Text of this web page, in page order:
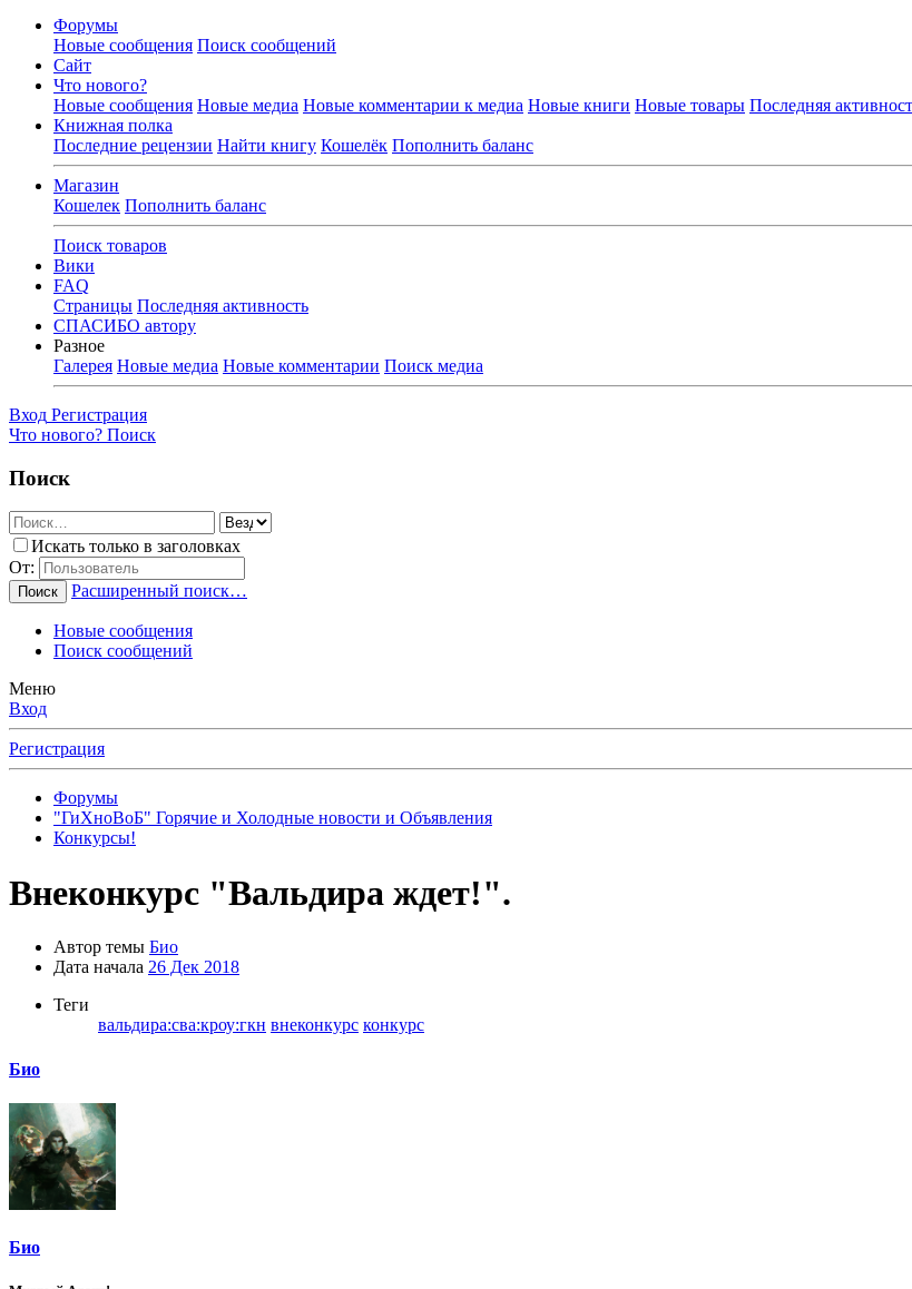
Форумы
Новые сообщения Поиск сообщений
Сайт
Что нового?
Новые сообщения Новые медиа Новые комментарии к медиа Новые книги Новые товары Последняя
Книжная полка
Последние рецензии Найти книгу Кошелёк Пополнить баланс
Магазин
Кошелек Пополнить баланс
Поиск товаров
Вики
FAQ
Страницы Последняя активность
СПАСИБО автору
Разное
Галерея Новые медиа Новые комментарии Поиск медиа
Вход Регистрация
Что нового? Поиск
Поиск
Искать только в заголовках
От:
Поиск Расширенный поиск…
Новые сообщения
Поиск сообщений
Меню
Вход
Регистрация
Форумы
"ГиХноВоБ" Горячие и Холодные новости и Объявления
Конкурсы!
Внеконкурс "Вальдира ждет!".
Автор темы Био
Дата начала 26 Дек 2018
Теги
вальдира:сва:кроу:гкн внеконкурс конкурс
Био
Био